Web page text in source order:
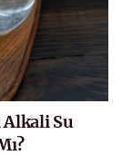
Alkali Su